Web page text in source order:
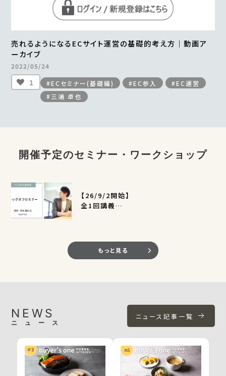
売れるようになるECサイト運営の基礎的考え方｜動画ア
ーカイブ
2022/05/24
1 #ECセミナー(基礎編) #EC参入
#EC運営
#三浦 卓也
開催予定のセミナー・ワークショップ
【26/9/2開始】
全1回講義
もっと見る
NEWS
ニュース
ニュース記事一覧